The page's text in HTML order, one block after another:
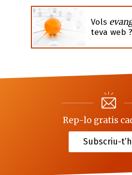
Vols
teva web ?
Rep-lo gratis
Subscriu-